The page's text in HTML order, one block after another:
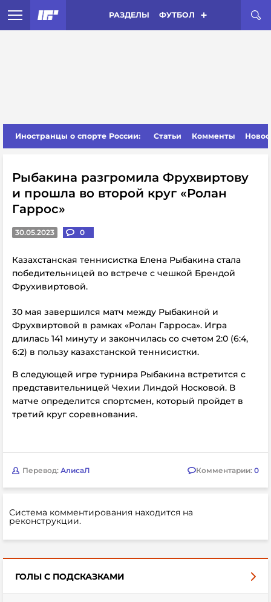
РАЗДЕЛЫ ФУТБОЛ
Иностранцы о спорте России: Статьи Комменты
Рыбакина разгромила Фрухвиртову
и прошла во второй круг «Ролан
Гаррос»
30.05.2023 0
Казахстанская теннисистка Елена Рыбакина стала
победительницей во встрече с чешкой Брендой
Фрухивиртовой.
30 мая завершился матч между Рыбакиной и
Фрухвиртовой в рамках «Ролан Гарроса». Игра
длилась 141 минуту и закончилась со счетом 2:0 (6:4,
6:2) в пользу казахстанской теннисистки.
В следующей игре турнира Рыбакина встретится с
представительницей Чехии Линдой Носковой. В
матче определится спортсмен, который пройдет в
третий круг соревнования.
Перевод: АлисаЛ Комментарии: 0
Система комментирования находится на
реконструкции.
ГОЛЫ С ПОДСКАЗКАМИ